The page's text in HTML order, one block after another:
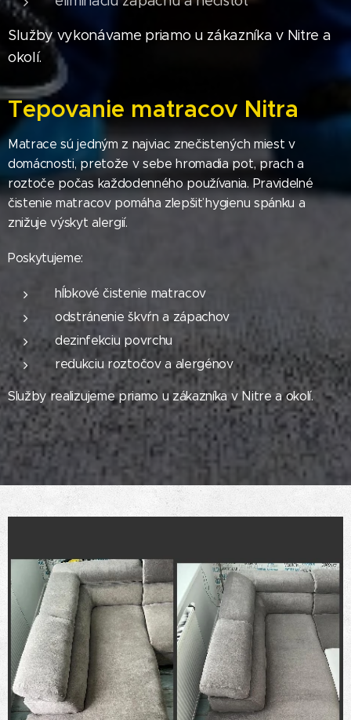
Služby vykonávame priamo u zákazníka v Nitre a
okolí.
Tepovanie matracov Nitra
Matrace sú jedným z najviac znečistených miest v
domácnosti, pretože v sebe hromadia pot, prach a
roztoče počas každodenného používania. Pravidelné
čistenie matracov pomáha zlepšiť hygienu spánku a
znižuje výskyt alergií.
Poskytujeme:
hĺbkové čistenie matracov
odstránenie škvŕn a zápachov
dezinfekciu povrchu
redukciu roztočov a alergénov
Služby realizujeme priamo u zákazníka v Nitre a okolí.